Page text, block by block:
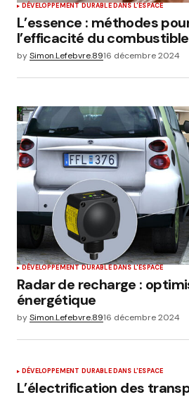
DÉVELOPPEMENT DURABLE DANS L'ESPACE
L’essence : méthodes
l’efficacité du combustible
bySimon.Lefebvre.8916 décembre 2024
DÉVELOPPEMENT DURABLE DANS L'ESPACE
Radar de recharge :
énergétique
bySimon.Lefebvre.8916 décembre 2024
DÉVELOPPEMENT DURABLE DANS L'ESPACE
L’électrification des